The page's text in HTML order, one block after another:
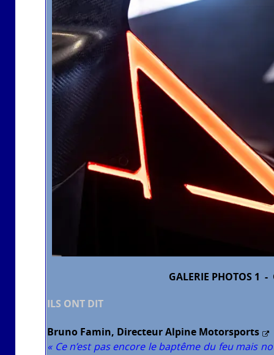
GALERIE PHOTOS 1 -
ILS ONT DIT
Bruno Famin, Directeur Alpine Motorsports
« Ce n’est pas encore le baptême du feu mais